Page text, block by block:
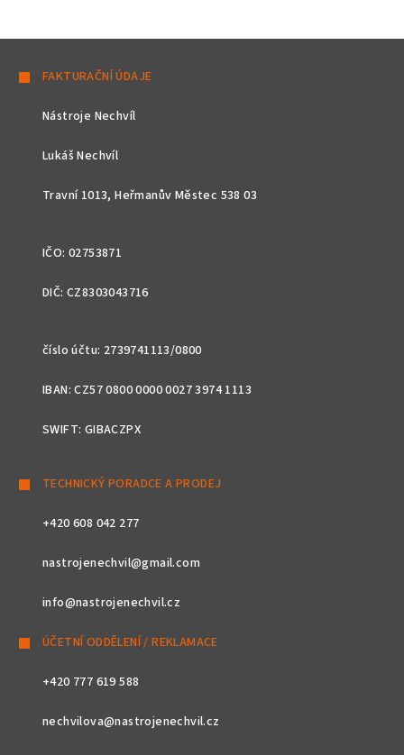
FAKTURAČNÍ ÚDAJE
Nástroje Nechvíl
Lukáš Nechvíl
Travní 1013, Heřmanův Městec 538 03
IČO: 02753871
DIČ: CZ8303043716
číslo účtu: 2739741113/0800
IBAN: CZ57 0800 0000 0027 3974 1113
SWIFT: GIBACZPX
TECHNICKÝ PORADCE A PRODEJ
+420 608 042 277
nastrojenechvil@gmail.com
info@nastrojenechvil.cz
ÚČETNÍ ODDĚLENÍ / REKLAMACE
+420 777 619 588
nechvilova@nastrojenechvil.cz